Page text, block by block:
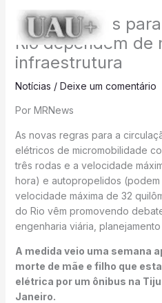
conteúdo
Novas regras
Rio dependem de
infraestrutura
Notícias / Deixe um comentário
Por MRNews
As novas regras para a
elétricos de micromobilidade
três rodas e a velocidade
hora) e autopropelidos (podem
velocidade máxima de 32
do Rio vêm promovendo
engenharia viária,
A medida veio uma semana
morte de mãe e filho que
elétrica por um ônibus na
Janeiro.